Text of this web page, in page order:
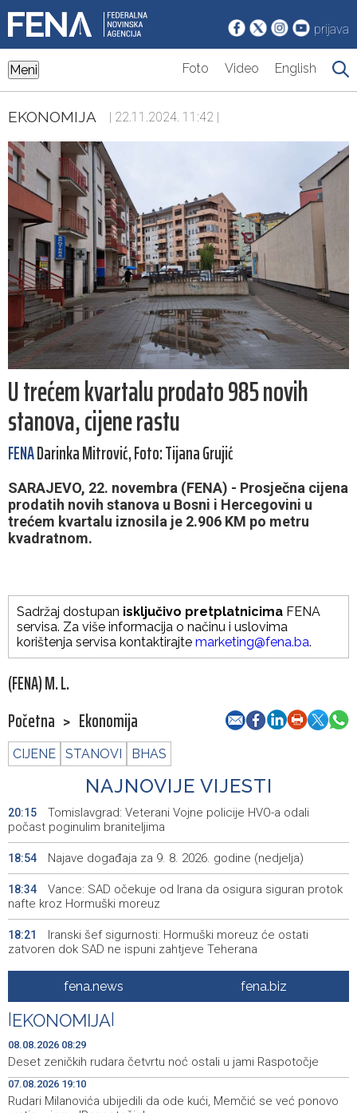
prijava
Meni Foto Video English
EKONOMIJA | 22.11.2024. 11:42 |
U trećem kvartalu prodato 985 novih
stanova, cijene rastu
FENADarinka Mitrović, Foto: Tijana Grujić
SARAJEVO, 22. novembra (FENA) - Prosječna cijena
prodatih novih stanova u Bosni i Hercegovini u
trećem kvartalu iznosila je 2.906 KM po metru
kvadratnom.
Sadržaj dostupan isključivo pretplatnicima FENA
servisa. Za više informacija o načinu i uslovima
korištenja servisa kontaktirajte marketing@fena.ba.
(FENA) M. L.
Početna > Ekonomija
CIJENE STANOVI BHAS
NAJNOVIJE VIJESTI
20:15
Tomislavgrad: Veterani Vojne policije HVO-a odali
počast poginulim braniteljima
18:54 Najave događaja za 9. 8. 2026. godine (nedjelja)
18:34
Vance: SAD očekuje od Irana da osigura siguran protok
nafte kroz Hormuški moreuz
18:21
Iranski šef sigurnosti: Hormuški moreuz će ostati
zatvoren dok SAD ne ispuni zahtjeve Teherana
Iran 'vrlo blizu' dogovora s Omanom o novoj Hormuškoj
brodskoj ruti
18:05
Koncertom Marije Šerifović večeras se zatvara
manifestacija 'Dani dijaspore Travnik 2026'
Kod mosta Brčko - Gunja pronađene kosti, vještaci
sudske medicine utvrđuju porijeklo
fena.news fena.biz
EKONOMIJA
08.08.2026 08:29
Deset zeničkih rudara četvrtu noć ostali u jami Raspotočje
07.08.2026 19:10
Rudari Milanovića ubijedili da ode kući, Memčić se već ponovo